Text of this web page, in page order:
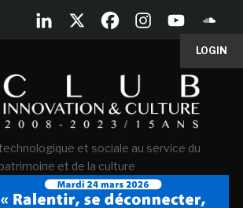
LOGIN
et sociale au service du
patrimoine et de la culture